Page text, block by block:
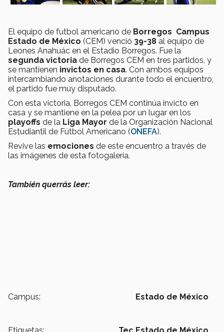
El equipo de futbol americano de Borregos Campus
Estado de México (CEM) venció 39-38 al equipo de
Leones Anahuác en el Estadio Borregos. Fue la
segunda victoria de Borregos CEM en tres partidos, y
se mantienen invictos en casa. Con ambos equipos
intercambiando anotaciones durante todo el encuentro,
el partido fue muy disputado.
Con esta victoria, Borregos CEM continúa invicto en
casa y se mantiene en la pelea por un lugar en los
playoffs de la Liga Mayor de la Organización Nacional
Estudiantil de Fútbol Americano (ONEFA).
Revive las emociones de este encuentro a través de
las imágenes de esta fotogalería.
También querrás leer:
Campus: Estado de México